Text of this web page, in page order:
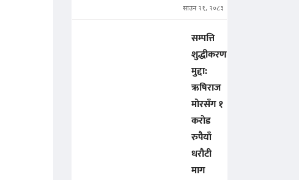
साउन २१, २०८३
सम्पत्ति
शुद्धीकरण
मुद्दा:
ऋषिराज
मोरसँग १
करोड
रुपैयाँ
धरौटी
माग